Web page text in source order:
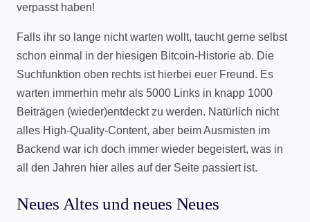
verpasst haben!
Falls ihr so lange nicht warten wollt, taucht gerne selbst
schon einmal in der hiesigen Bitcoin-Historie ab. Die
Suchfunktion oben rechts ist hierbei euer Freund. Es
warten immerhin mehr als 5000 Links in knapp 1000
Beiträgen (wieder)entdeckt zu werden. Natürlich nicht
alles High-Quality-Content, aber beim Ausmisten im
Backend war ich doch immer wieder begeistert, was in
all den Jahren hier alles auf der Seite passiert ist.
Neues Altes und neues Neues